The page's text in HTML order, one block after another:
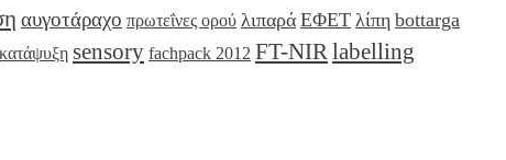
αυγοτάραχο πρωτεΐνες ορού λιπαρά ΕΦΕΤ λίπη bottarga
κατάψυξη sensory fachpack 2012 FT-NIR labelling